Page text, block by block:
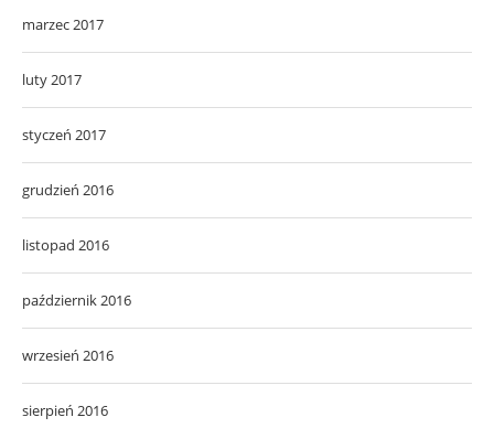
marzec 2017
luty 2017
styczeń 2017
grudzień 2016
listopad 2016
październik 2016
wrzesień 2016
sierpień 2016